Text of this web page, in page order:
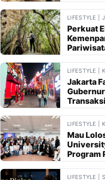
LIFESTYLE |
Perkuat
LIFESTYLE |
Jakarta
LIFESTYLE |
Mau
Program
LIFESTYLE |